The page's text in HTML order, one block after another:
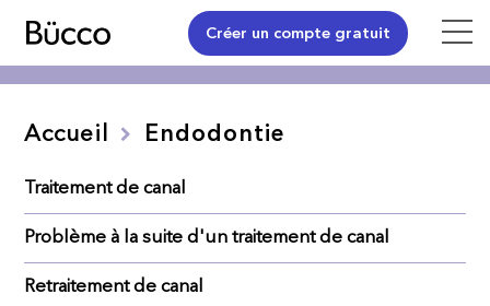
Créer un compte gratuit
Accueil Endodontie
Traitement de canal
Problème à la suite d'un traitement de canal
Retraitement de canal